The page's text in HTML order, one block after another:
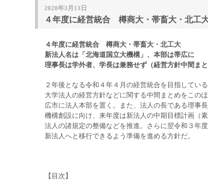
2020年3月13日
４年度に経営統合 樽商大・帯畜大・北工大
４年度に経営統合 樽商大・帯畜大・北工大
新法人名は「北海道国立大機構」、本部は帯広に
理事長は学外者、学長は兼務せず（経営方針中間まと
２年後となる令和４年４月の経営統合を目指してい
大学法人の経営方針などに関する中間まとめをこの
広市に法人本部を置く。また、法人の長である理事
機構創設に向け、来年度は新法人の中期目標計画（
法人の諸規定の整備などを推進。さらに翌令和３年
新法人へと移行できるよう準備を進める方針だ。
【目次】